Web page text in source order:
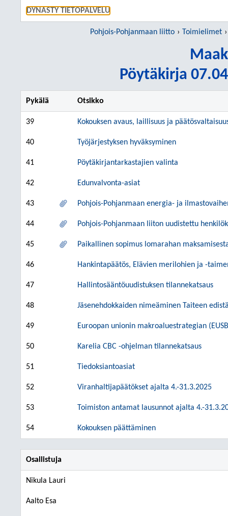
DYNASTY TIETOPALVELU
Pohjois-Pohjanmaan liitto Toimielimet
Pöytäkirja
Pykälä Otsikko
39 Kokouksen avaus, laillisuus ja
40 Työjärjestyksen hyväksyminen
41 Pöytäkirjantarkastajien valinta
42 Edunvalvonta-asiat
43 Pohjois-Pohjanmaan energia- ja
44 Pohjois-Pohjanmaan liiton uudistettu
45 Paikallinen sopimus lomarahan
46 Hankintapäätös, Elävien merilohien ja -
47 Hallintosääntöuudistuksen tilannekatsaus
48 Jäsenehdokkaiden nimeäminen Taiteen
49 Euroopan unionin makroaluestrategian
50 Karelia CBC -ohjelman tilannekatsaus
51 Tiedoksiantoasiat
52 Viranhaltijapäätökset ajalta 4.-31.3.2025
53 Toimiston antamat lausunnot ajalta 4.-
54 Kokouksen päättäminen
Osallistuja
Nikula Lauri
Aalto Esa